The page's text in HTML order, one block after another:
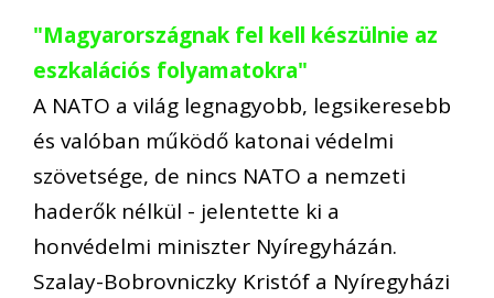
"Magyarországnak fel kell készülnie az
eszkalációs folyamatokra"
A NATO a világ legnagyobb, legsikeresebb
és valóban működő katonai védelmi
szövetsége, de nincs NATO a nemzeti
haderők nélkül - jelentette ki a
honvédelmi miniszter Nyíregyházán.
Szalay-Bobrovniczky Kristóf a Nyíregyházi